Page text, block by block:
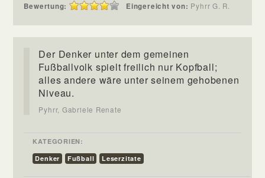
Bewertung: Eingereicht von: Pyhrr G. R.
Der Denker unter dem gemeinen
Fußballvolk spielt freilich nur Kopfball;
alles andere wäre unter seinem gehobenen
Niveau.
Pyhrr, Gabriele Renate
KATEGORIEN:
Denker
Fußball Leserzitate